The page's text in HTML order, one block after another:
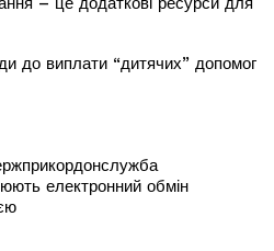
до виплати “дитячих” допомог
електронний обмін